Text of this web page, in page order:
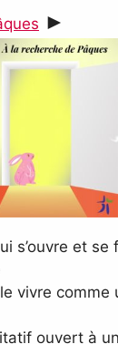
►
s’ouvre et se
vivre comme
ouvert à